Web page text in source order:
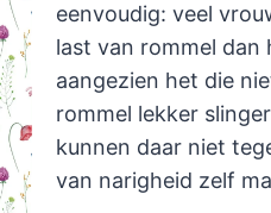
eenvoudig: veel
last van rommel dan
aangezien het die
rommel lekker
kunnen daar niet
van narigheid zelf